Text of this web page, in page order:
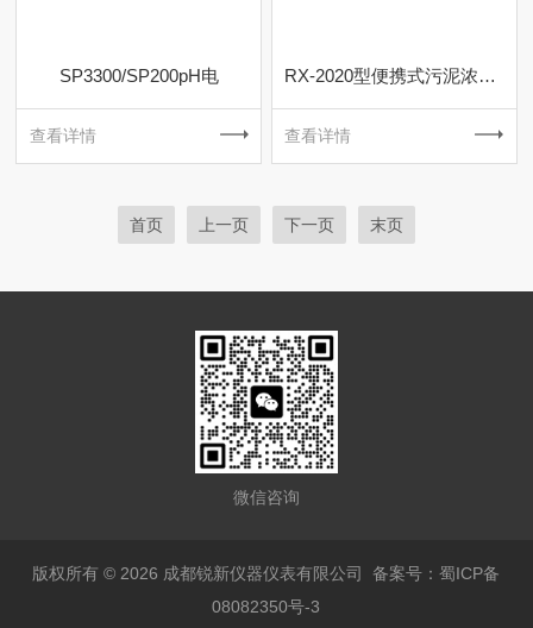
SP3300/SP200pH电
查看详情
RX-2020型便携式污泥浓度计/悬浮物分析仪
查看详情
首页 上一页 下一页 末页
微信咨询
版权所有 © 2026 成都锐新仪器仪表有限公司备案号：蜀ICP备
08082350号-3